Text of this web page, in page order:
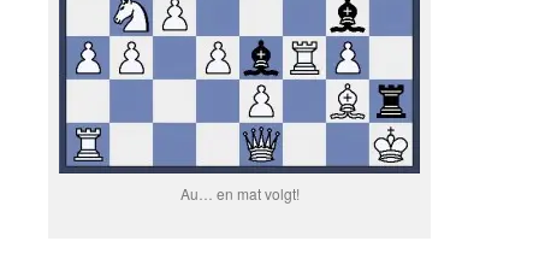
Au… en mat volgt!